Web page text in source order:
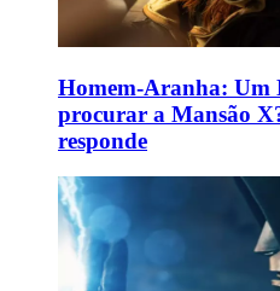
Homem-Aranha: Um
procurar a Mansão
responde